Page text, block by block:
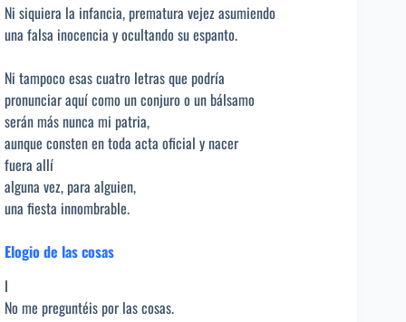
Ni siquiera la infancia, prematura vejez asumiendo
una falsa inocencia y ocultando su espanto.
Ni tampoco esas cuatro letras que podría
pronunciar aquí como un conjuro o un bálsamo
serán más nunca mi patria,
aunque consten en toda acta oficial y nacer
fuera allí
alguna vez, para alguien,
una fiesta innombrable.
Elogio de las cosas
I
No me preguntéis por las cosas.